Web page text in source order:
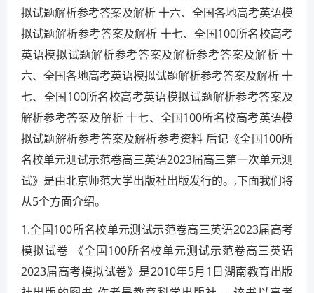
拟试题解析参考答案及解析 十六、全国各地高考英语模
拟试题解析参考答案及解析 十七、全国100所名校高考
英语模拟试题解析参考答案及解析参考答案及解析 十
六、全国各地高考英语模拟试题解析参考答案及解析 十
七、全国100所名校高考英语模拟试题解析参考答案及
解析参考答案及解析 十七、全国100所名校高考英语模
拟试题解析参考答案及解析参考资料 后记《全国100所
名校单元测试示范卷高三英语2023届高三第一次单元测
试》是由北京师范大学出版社出版发行的。,下面我们将
从5个方面介绍。
1.全国100所名校单元测试示范卷高三英语2023届高考
模拟试卷 《全国100所名校单元测试示范卷高三英语
2023届高考模拟试卷》是2010年5月1日湖南教育出版